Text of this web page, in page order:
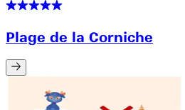
Plage de la Corniche